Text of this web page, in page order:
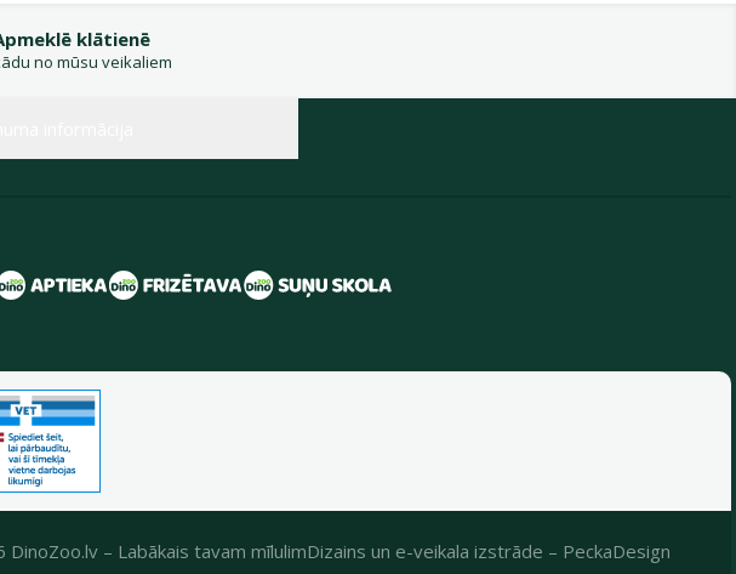
klātienē
no mūsu veikaliem
– Labākais tavam mīlulimDizains un e-veikala izstrāde – PeckaDesign